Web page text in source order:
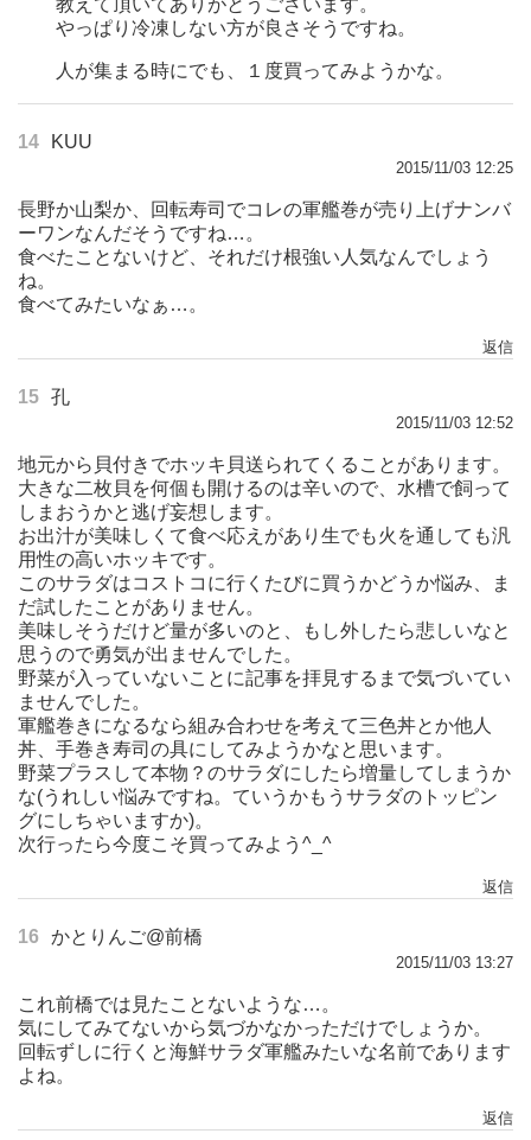
教えて頂いてありがとうございます。
やっぱり冷凍しない方が良さそうですね。
人が集まる時にでも、１度買ってみようかな。
14 KUU
2015/11/03 12:25
長野か山梨か、回転寿司でコレの軍艦巻が売り上げナンバ
ーワンなんだそうですね…。
食べたことないけど、それだけ根強い人気なんでしょう
ね。
食べてみたいなぁ…。
返信
15 孔
2015/11/03 12:52
地元から貝付きでホッキ貝送られてくることがあります。
大きな二枚貝を何個も開けるのは辛いので、水槽で飼って
しまおうかと逃げ妄想します。
お出汁が美味しくて食べ応えがあり生でも火を通しても汎
用性の高いホッキです。
このサラダはコストコに行くたびに買うかどうか悩み、ま
だ試したことがありません。
美味しそうだけど量が多いのと、もし外したら悲しいなと
思うので勇気が出ませんでした。
野菜が入っていないことに記事を拝見するまで気づいてい
ませんでした。
軍艦巻きになるなら組み合わせを考えて三色丼とか他人
丼、手巻き寿司の具にしてみようかなと思います。
野菜プラスして本物？のサラダにしたら増量してしまうか
な(うれしい悩みですね。ていうかもうサラダのトッピン
グにしちゃいますか)。
次行ったら今度こそ買ってみよう^_^
返信
16 かとりんご@前橋
2015/11/03 13:27
これ前橋では見たことないような…。
気にしてみてないから気づかなかっただけでしょうか。
回転ずしに行くと海鮮サラダ軍艦みたいな名前であります
よね。
返信